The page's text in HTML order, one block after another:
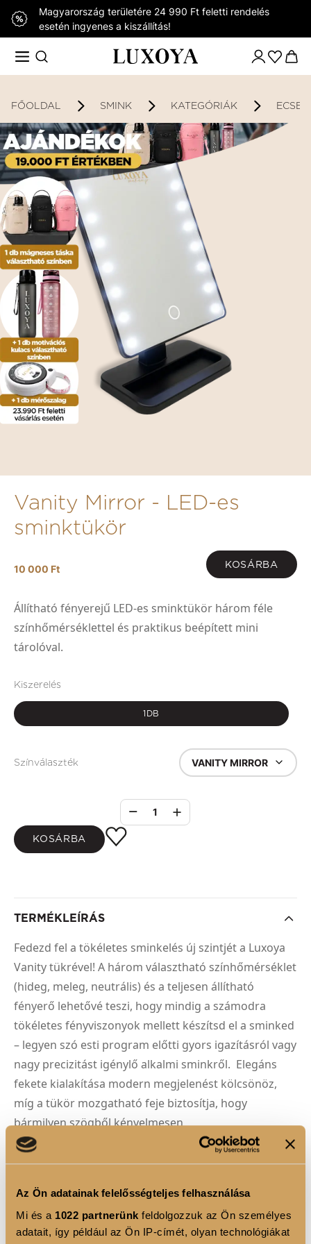
Az Ön adatainak felelősségteljes felhasználása
Mi és a 1022 partnerünk feldolgozzuk az Ön személyes
adatait, így például az Ön IP-címét, olyan technológiákat
Magyarország területére 24 990 Ft feletti rendelés
esetén ingyenes a kiszállítás!
FŐOLDAL SMINK KATEGÓRIÁK
Vanity Mirror - LED-es
sminktükör
10 000 Ft KOSÁRBA
Állítható fényerejű LED-es sminktükör három féle
színhőmérséklettel és praktikus beépített mini
tárolóval.
Kiszerelés
1DB
Színválaszték VANITY MIRROR
1
KOSÁRBA
TERMÉKLEÍRÁS
Fedezd fel a tökéletes sminkelés új szintjét a Luxoya
Vanity tükrével! A három választható színhőmérséklet
(hideg, meleg, neutrális) és a teljesen állítható
fényerő lehetővé teszi, hogy mindig a számodra
tökéletes fényviszonyok mellett készítsd el a sminked
– legyen szó esti program előtti gyors igazításról vagy
nagy precizitást igénylő alkalmi sminkről. Elegáns
fekete kialakítása modern megjelenést kölcsönöz,
míg a tükör mozgatható feje biztosítja, hogy
bármilyen szögből kényelmesen
dolgozhass. A talpában található praktikus mini
tároló tökéletes helyet biztosít az apró
van, kéznél marad. Kompakt, funkcionális, és stílusos
kiegészítő minden szépség- és sminkrajongó
számára!